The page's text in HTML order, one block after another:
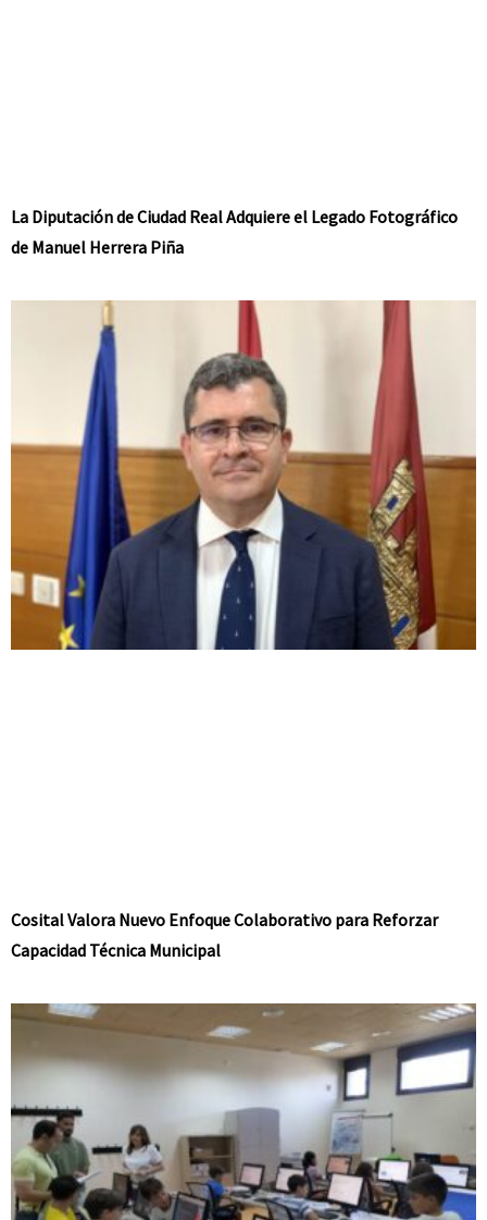
La Diputación de Ciudad Real Adquiere el Legado Fotográfico
de Manuel Herrera Piña
Cosital Valora Nuevo Enfoque Colaborativo para Reforzar
Capacidad Técnica Municipal